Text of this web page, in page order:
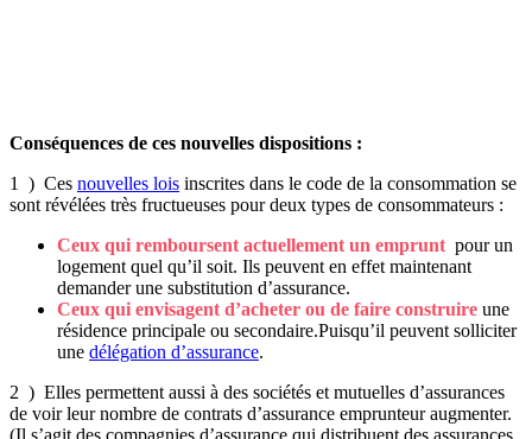
Conséquences de ces nouvelles dispositions :
1 ) Ces nouvelles lois inscrites dans le code de la consommation se
sont révélées très fructueuses pour deux types de consommateurs :
Ceux qui remboursent actuellement un emprunt pour un
logement quel qu’il soit. Ils peuvent en effet maintenant
demander une substitution d’assurance.
Ceux qui envisagent d’acheter ou de faire construire une
résidence principale ou secondaire.Puisqu’il peuvent solliciter
une délégation d’assurance.
2 ) Elles permettent aussi à des sociétés et mutuelles d’assurances
de voir leur nombre de contrats d’assurance emprunteur augmenter.
(Il s’agit des compagnies d’assurance qui distribuent des assurances